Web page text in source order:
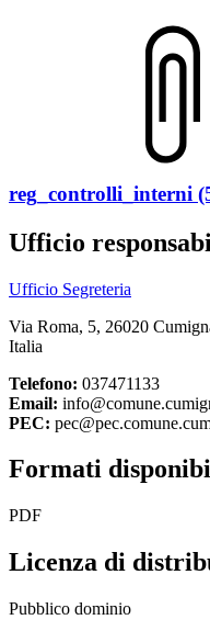
reg_controlli_interni
Ufficio
Ufficio Segreteria
Via Roma, 5, 26020
Italia
Telefono: 037471133
Email:
PEC:
Formati
PDF
Licenza di
Pubblico dominio